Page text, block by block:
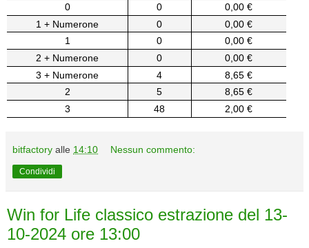
0
0
0,00 €
1 + Numerone
0
0,00 €
1
0
0,00 €
2 + Numerone
0
0,00 €
3 + Numerone
4
8,65 €
2
5
8,65 €
3
48 2,00 €
bitfactory alle 14:10 Nessun commento:
Condividi
Win for Life classico estrazione del 13-
10-2024 ore 13:00